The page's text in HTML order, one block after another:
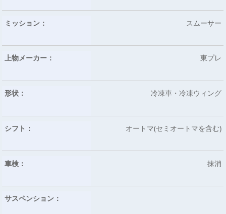
ミッション： スムーサー
上物メーカー： 東プレ
形状： 冷凍車・冷凍ウィング
シフト： オートマ(セミオートマを含む)
車検： 抹消
サスペンション：